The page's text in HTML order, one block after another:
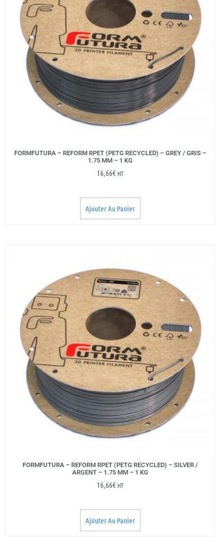
FORMFUTURA – REFORM RPET (PETG RECYCLED) – GREY / GRIS –
1.75 MM – 1 KG
16,66€ HT
Ajouter Au Panier
FORMFUTURA – REFORM RPET (PETG RECYCLED) – SILVER /
ARGENT – 1.75 MM – 1 KG
16,66€ HT
Ajouter Au Panier